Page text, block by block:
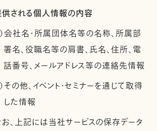
される個人情報の内容
会社名・所属団体名等の名称、所属部
署名、役職名等の肩書、氏名、住所、電
話番号、メールアドレス等の連絡先情報
その他、イベント・セミナーを通じて取得
した情報
、上記には当社サービスの保存データ